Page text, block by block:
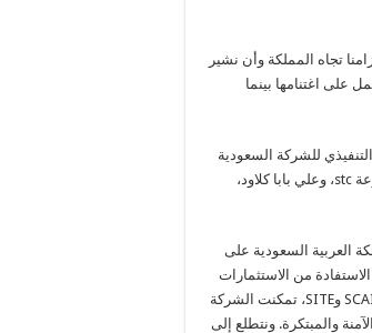
تجاه المملكة وأن نشير
على اغتنامها بينما
للشركة السعودية
للحوسبة السحابية، وهي شركة تابعة لمحفظة “إي دبليو بارتنرز” ومشروع مشترك مع مجموعة stc، وعلي بابا كلاود،
العربية السعودية على
من الاستثمارات
الاستراتيجية وفرص التعاون. وبالتعاون مع قادة الصناعة، مثل مجموعة stc وعلي بابا كلاود وSCAI وSITE، تمكنت الشركة
والمبتكرة. ونتطلع إلى